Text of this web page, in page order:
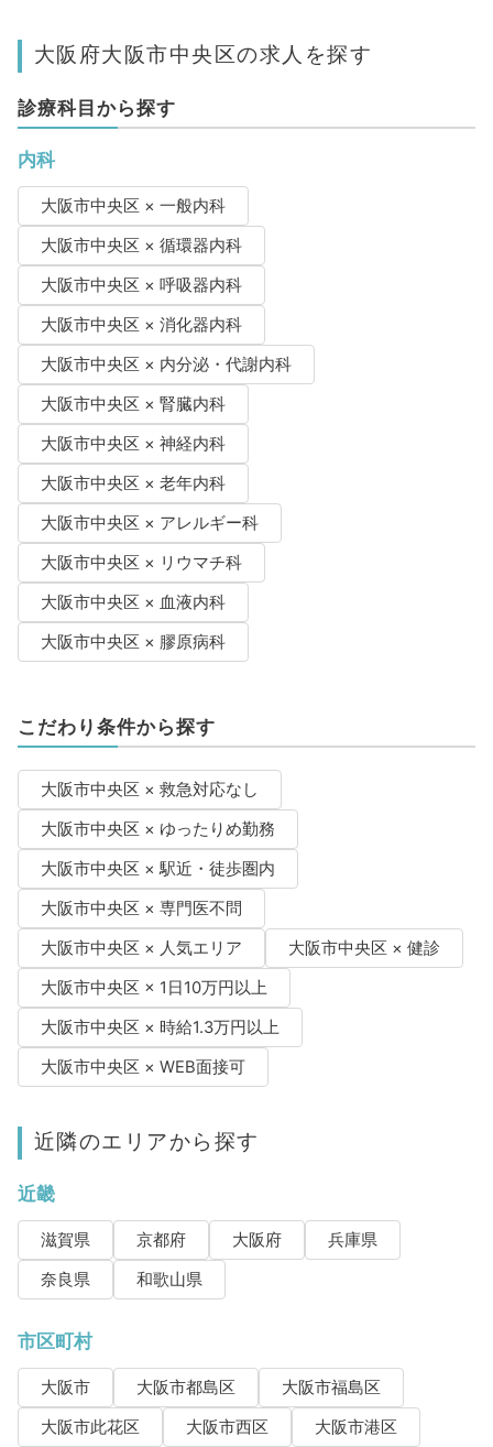
大阪府大阪市中央区の求人を探す
診療科目から探す
内科
大阪市中央区 × 一般内科
大阪市中央区 × 循環器内科
大阪市中央区 × 呼吸器内科
大阪市中央区 × 消化器内科
大阪市中央区 × 内分泌・代謝内科
大阪市中央区 × 腎臓内科
大阪市中央区 × 神経内科
大阪市中央区 × 老年内科
大阪市中央区 × アレルギー科
大阪市中央区 × リウマチ科
大阪市中央区 × 血液内科
大阪市中央区 × 膠原病科
こだわり条件から探す
大阪市中央区 × 救急対応なし
大阪市中央区 × ゆったりめ勤務
大阪市中央区 × 駅近・徒歩圏内
大阪市中央区 × 専門医不問
大阪市中央区 × 人気エリア
大阪市中央区 × 健診
大阪市中央区 × 1日10万円以上
大阪市中央区 × 時給1.3万円以上
大阪市中央区 × WEB面接可
近隣のエリアから探す
近畿
滋賀県 京都府 大阪府
兵庫県
奈良県
和歌山県
市区町村
大阪市 大阪市都島区
大阪市福島区
大阪市此花区
大阪市西区
大阪市港区